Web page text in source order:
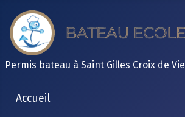
Permis bateau à Saint Gilles Croix de Vie
Accueil